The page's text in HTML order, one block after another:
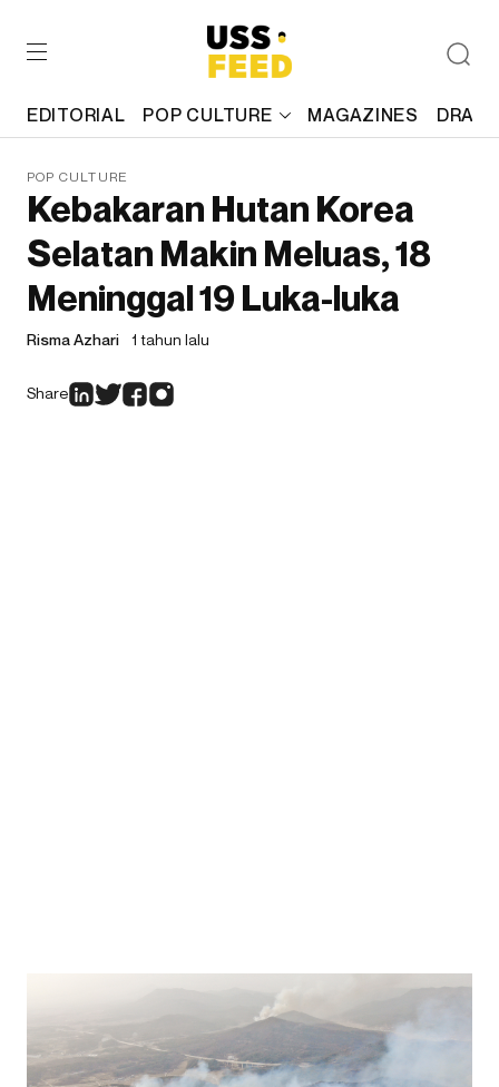
EDITORIAL POP CULTURE MAGAZINES
POP CULTURE
Kebakaran Hutan Korea
Selatan Makin Meluas, 18
Meninggal 19 Luka-luka
Risma Azhari 1 tahun lalu
Share